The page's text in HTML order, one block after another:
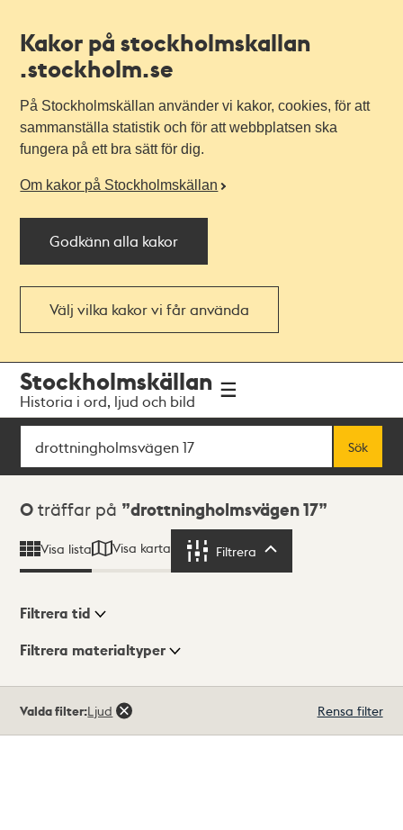
Kakor på stockholmskallan
.stockholm.se
På Stockholmskällan använder vi kakor, cookies, för att
sammanställa statistik och för att webbplatsen ska
fungera på ett bra sätt för dig.
Om kakor på Stockholmskällan
Godkänn alla kakor
Välj vilka kakor vi får använda
navigationen
huvudinnehållet
Stockholmskällan
Historia i ord, ljud och bild
Sök
Sök
Sökresultat
0 träffar på drottningholmsvägen 17
Visa lista Visa karta Filtrera
Visningsläge
Filtrera tid
Filtrera materialtyper
träffar
Valda filter:Ljud Rensa filter